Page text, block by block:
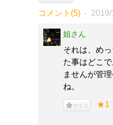
コメント(5)
姐さん
それは、め
た事はどこ
ませんが管
ね。
ナイス ★1